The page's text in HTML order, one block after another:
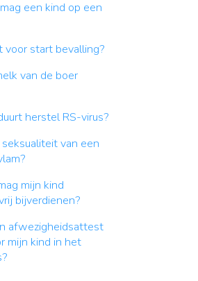
een kind op een
voor start bevalling?
van de boer
herstel RS-virus?
van een
mijn kind
bijverdienen?
afwezigheidsattest
mijn kind in het